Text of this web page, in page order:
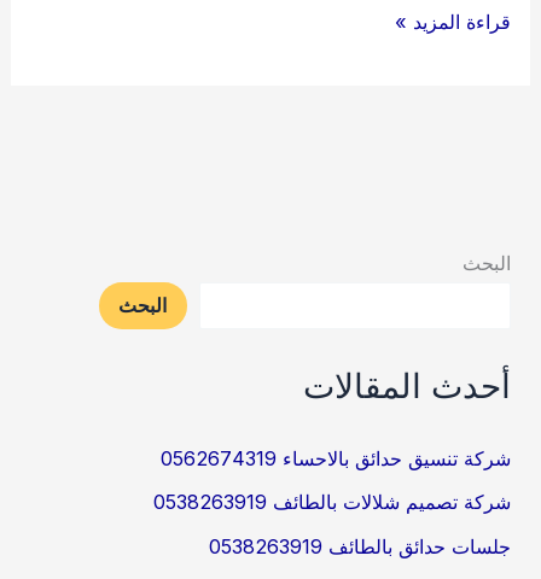
شركة
قراءة المزيد »
البحث
البحث
أحدث المقالات
شركة تنسيق حدائق بالاحساء 0562674319
شركة تصميم شلالات بالطائف 0538263919
جلسات حدائق بالطائف 0538263919